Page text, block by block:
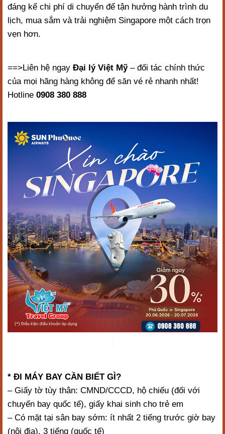
đáng kể chi phí di chuyển để tận hưởng hành trình du
lịch, mua sắm và trải nghiệm Singapore một cách trọn
vẹn hơn.
==>Liên hệ ngay Đại lý Việt Mỹ– đối tác chính thức
của mọi hãng hàng không để săn vé rẻ nhanh nhất!
Hotline 0908 380 888
* ĐI MÁY BAY CẦN BIẾT GÌ?
– Giấy tờ tùy thân: CMND/CCCD, hộ chiếu (đối với
chuyến bay quốc tế), giấy khai sinh cho trẻ em
– Có mặt tại sân bay sớm: ít nhất 2 tiếng trước giờ bay
(nội địa), 3 tiếng (quốc tế)